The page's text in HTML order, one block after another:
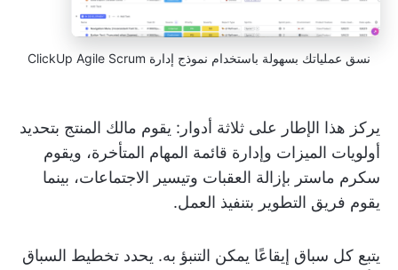
نسق عملياتك بسهولة باستخدام نموذج إدارة ClickUp Agile Scrum
يركز هذا الإطار على ثلاثة أدوار: يقوم مالك المنتج بتحديد
أولويات الميزات وإدارة قائمة المهام المتأخرة، ويقوم
سكرم ماستر بإزالة العقبات وتيسير الاجتماعات، بينما
يقوم فريق التطوير بتنفيذ العمل.
يتبع كل سباق إيقاعًا يمكن التنبؤ به. يحدد تخطيط السباق